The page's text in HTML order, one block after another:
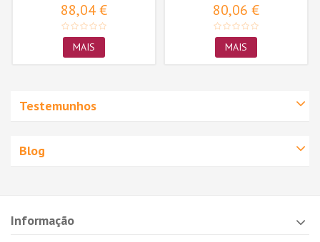
88,04 €
MAIS
80,06 €
MAIS
Testemunhos
Blog
Informação